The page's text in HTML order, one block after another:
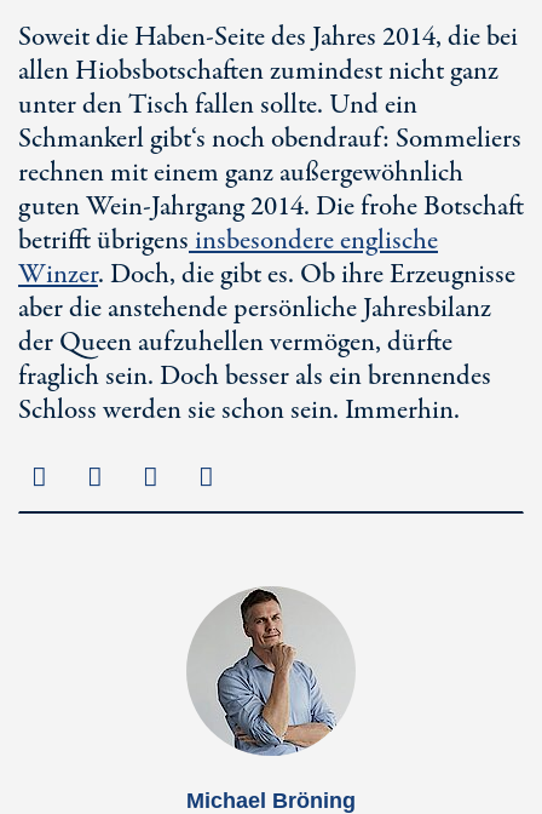
Soweit die Haben-Seite des Jahres 2014, die bei
allen Hiobsbotschaften zumindest nicht ganz
unter den Tisch fallen sollte. Und ein
Schmankerl gibt‘s noch obendrauf: Sommeliers
rechnen mit einem ganz außergewöhnlich
guten Wein-Jahrgang 2014. Die frohe Botschaft
betrifft übrigensinsbesondere englische
Winzer. Doch, die gibt es. Ob ihre Erzeugnisse
aber die anstehende persönliche Jahresbilanz
der Queen aufzuhellen vermögen, dürfte
fraglich sein. Doch besser als ein brennendes
Schloss werden sie schon sein. Immerhin.
Michael Bröning